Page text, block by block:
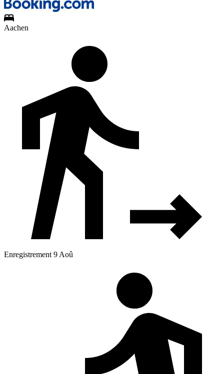
Aachen
Enregistrement 9 Aoû